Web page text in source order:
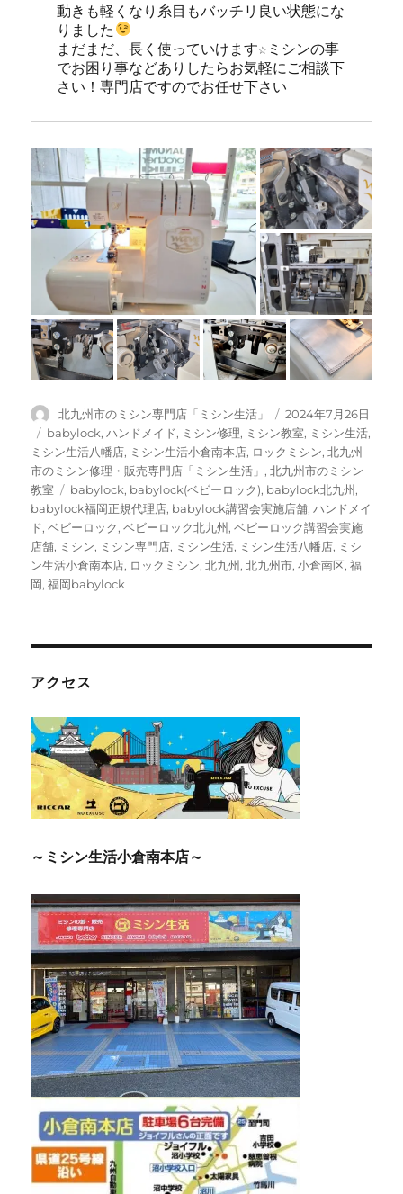
動きも軽くなり糸目もバッチリ良い状態にな
りました
まだまだ、長く使っていけます☆ミシンの事
でお困り事などありしたらお気軽にご相談下
さい！専門店ですのでお任せ下さい
投
稿
者
北九州市のミシン専門店「ミシン生活」
投
稿
日:
2024年7月26日
カ
テ
ゴ
リ
ー
babylock,ハンドメイド, ミシン修理, ミシン教室, ミシン生活,
ミシン生活八幡店, ミシン生活小倉南本店, ロックミシン,北九州
市のミシン修理・販売専門店「ミシン生活」 ,北九州市のミシン
教室
タ
グ
babylock, babylock(ベビーロック), babylock北九州 ,
babylock福岡正規代理店, babylock講習会実施店舗,ハンドメイ
ド,ベビーロック,ベビーロック北九州 ,ベビーロック講習会実施
店舗, ミシン, ミシン専門店, ミシン生活, ミシン生活八幡店, ミシ
ン生活小倉南本店, ロックミシン,北九州 ,北九州市,小倉南区,福
岡,福岡babylock
アクセス
～ミシン生活小倉南本店～